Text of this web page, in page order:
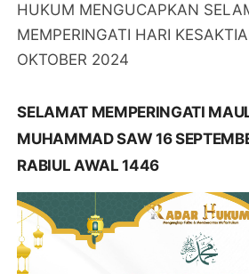
HUKUM MENGUCAPKAN
MEMPERINGATI HARI
OKTOBER 2024
SELAMAT MEMPERINGATI
MUHAMMAD SAW 16
RABIUL AWAL 1446